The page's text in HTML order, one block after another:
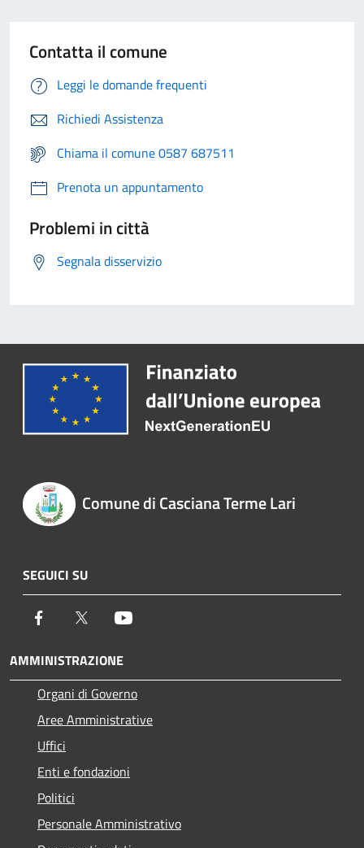
Contatta il comune
Leggi le domande frequenti
Richiedi Assistenza
Chiama il comune 0587 687511
Prenota un appuntamento
Problemi in città
Segnala disservizio
Comune di Casciana Terme Lari
SEGUICI SU
Facebook Twitter
AMMINISTRAZIONE
Organi di Governo
Aree Amministrative
Uffici
Enti e fondazioni
Politici
Personale Amministrativo